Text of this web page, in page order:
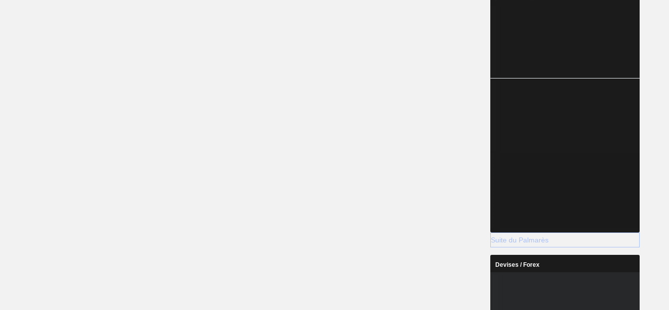
Suite du Palmarès
Devises / Forex